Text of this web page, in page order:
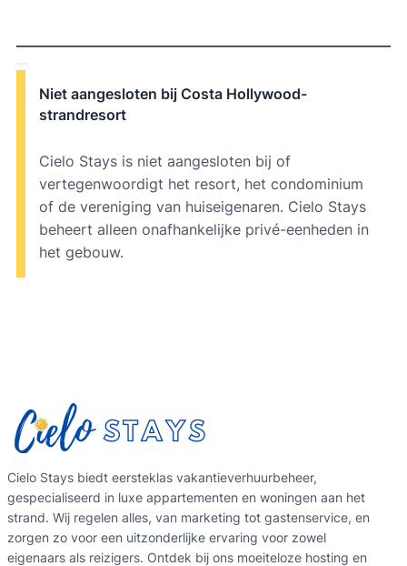
Niet aangesloten bij Costa Hollywood-
strandresort
Cielo Stays is niet aangesloten bij of
vertegenwoordigt het resort, het condominium
of de vereniging van huiseigenaren. Cielo Stays
beheert alleen onafhankelijke privé-eenheden in
het gebouw.
Cielo Stays biedt eersteklas vakantieverhuurbeheer,
gespecialiseerd in luxe appartementen en woningen aan het
strand. Wij regelen alles, van marketing tot gastenservice, en
zorgen zo voor een uitzonderlijke ervaring voor zowel
eigenaars als reizigers. Ontdek bij ons moeiteloze hosting en